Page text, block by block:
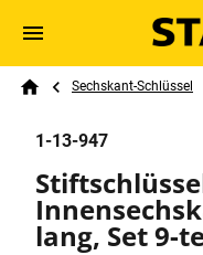
Search
Breadcrumb
Sechskant-Schlüssel
1-13-947
lang, Set 9-